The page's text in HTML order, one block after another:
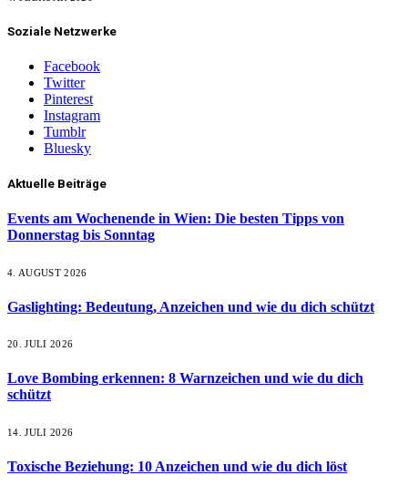
Soziale Netzwerke
Facebook
Twitter
Pinterest
Instagram
Tumblr
Bluesky
Aktuelle Beiträge
Events am Wochenende in Wien: Die besten Tipps von
Donnerstag bis Sonntag
4. AUGUST 2026
Gaslighting: Bedeutung, Anzeichen und wie du dich schützt
20. JULI 2026
Love Bombing erkennen: 8 Warnzeichen und wie du dich
schützt
14. JULI 2026
Toxische Beziehung: 10 Anzeichen und wie du dich löst